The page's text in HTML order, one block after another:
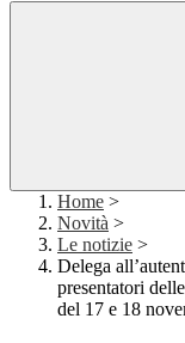
Home >
Novità >
Le notizie >
Delega
presentatori
del 17 e 18